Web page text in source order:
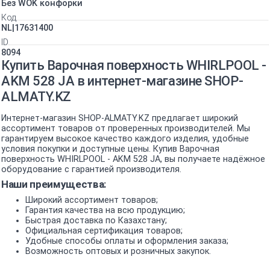
Без WOK конфорки
Код
NL|17631400
ID
8094
Купить Варочная поверхность WHIRLPOOL -
AKM 528 JA в интернет-магазине SHOP-
ALMATY.KZ
Интернет-магазин SHOP-ALMATY.KZ предлагает широкий
ассортимент товаров от проверенных производителей. Мы
гарантируем высокое качество каждого изделия, удобные
условия покупки и доступные цены. Купив Варочная
поверхность WHIRLPOOL - AKM 528 JA, вы получаете надёжное
оборудование с гарантией производителя.
Наши преимущества:
Широкий ассортимент товаров;
Гарантия качества на всю продукцию;
Быстрая доставка по Казахстану;
Официальная сертификация товаров;
Удобные способы оплаты и оформления заказа;
Возможность оптовых и розничных закупок.